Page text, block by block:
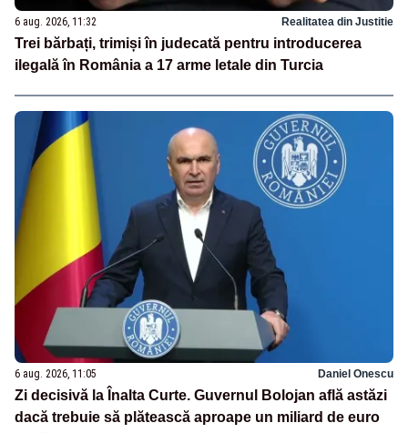
6 aug. 2026, 11:32 Realitatea din Justitie
Trei bărbați, trimiși în judecată pentru introducerea
ilegală în România a 17 arme letale din Turcia
6 aug. 2026, 11:05 Daniel Onescu
Zi decisivă la Înalta Curte. Guvernul Bolojan află astăzi
dacă trebuie să plătească aproape un miliard de euro